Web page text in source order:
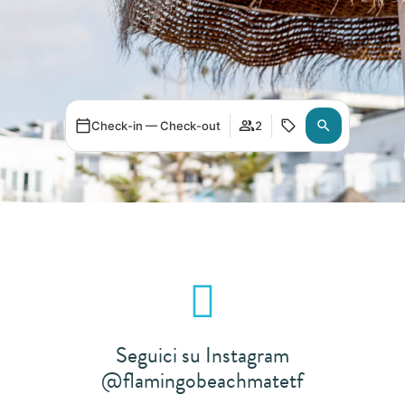
Check-in — Check-out 2
Seguici su Instagram
@flamingobeachmatetf